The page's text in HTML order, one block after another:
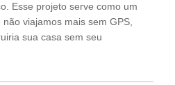
Esse projeto serve como um
viajamos mais sem GPS,
sua casa sem seu